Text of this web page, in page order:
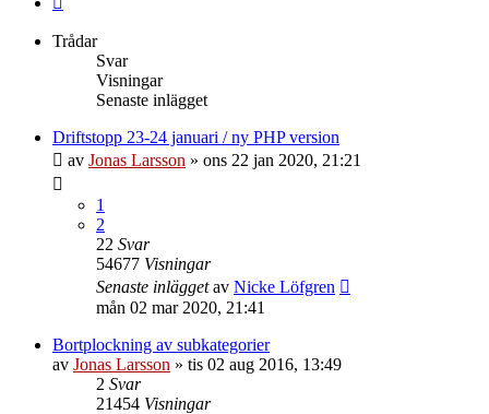
Trådar
Svar
Visningar
Senaste inlägget
Driftstopp 23-24 januari / ny PHP version
av Jonas Larsson » ons 22 jan 2020, 21:21
1
2
22 Svar
54677 Visningar
Senaste inläggetav Nicke Löfgren
mån 02 mar 2020, 21:41
Bortplockning av subkategorier
av Jonas Larsson » tis 02 aug 2016, 13:49
2 Svar
21454 Visningar